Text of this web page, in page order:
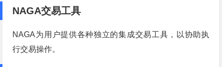
NAGA交易工具
NAGA为用户提供各种独立的集成交易工具，以协助执
行交易操作。